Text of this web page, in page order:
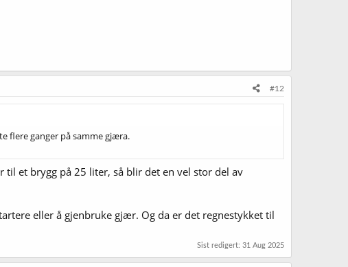
#12
flere ganger på samme gjæra.
et brygg på 25 liter, så blir det en vel stor del av
eller å gjenbruke gjær. Og da er det regnestykket til
Sist redigert: 31 Aug 2025